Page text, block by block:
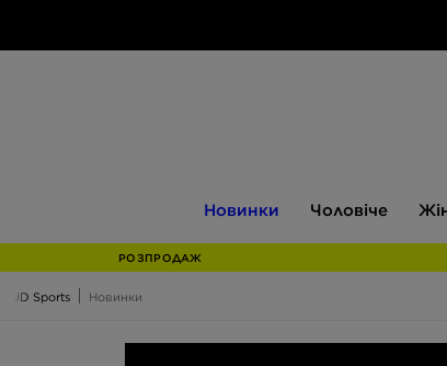
Новинки Чоловіче
РОЗПРОДАЖ
JD Sports Новинки